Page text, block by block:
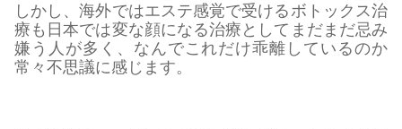
しかし、海外ではエステ感覚で受けるボトックス治
療も日本では変な顔になる治療としてまだまだ忌み
嫌う人が多く、なんでこれだけ乖離しているのか
常々不思議に感じます。